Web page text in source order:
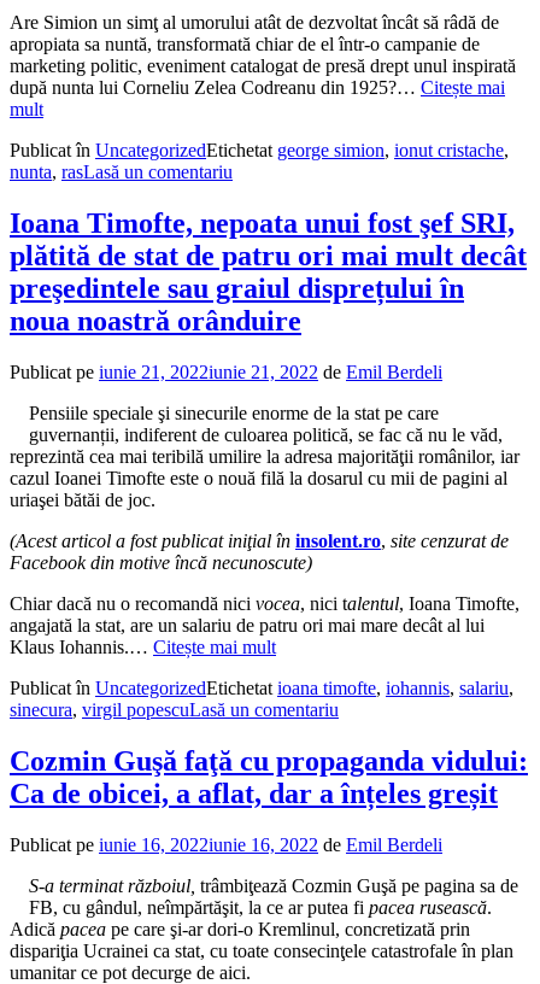
Are Simion un simţ al umorului atât de dezvoltat încât să râdă de
apropiata sa nuntă, transformată chiar de el într-o campanie de
marketing politic, eveniment catalogat de presă drept unul inspirată
după nunta lui Corneliu Zelea Codreanu din 1925?… Citește mai
mult
Publicat în UncategorizedEtichetat george simion, ionut cristache,
nunta, rasLasă un comentariu
Ioana Timofte, nepoata unui fost şef SRI,
plătită de stat de patru ori mai mult decât
preşedintele sau graiul disprețului în
noua noastră orânduire
Publicat pe iunie 21, 2022iunie 21, 2022 de Emil Berdeli
Pensiile speciale şi sinecurile enorme de la stat pe care
guvernanții, indiferent de culoarea politică, se fac că nu le văd,
reprezintă cea mai teribilă umilire la adresa majorităţii românilor, iar
cazul Ioanei Timofte este o nouă filă la dosarul cu mii de pagini al
uriaşei bătăi de joc.
(Acest articol a fost publicat iniţial în insolent.ro, site cenzurat de
Facebook din motive încă necunoscute)
Chiar dacă nu o recomandă nici vocea, nici talentul, Ioana Timofte,
angajată la stat, are un salariu de patru ori mai mare decât al lui
Klaus Iohannis.… Citește mai mult
Publicat în UncategorizedEtichetat ioana timofte, iohannis, salariu,
sinecura, virgil popescuLasă un comentariu
Cozmin Guşă faţă cu propaganda vidului:
Ca de obicei, a aflat, dar a înțeles greșit
Publicat pe iunie 16, 2022iunie 16, 2022 de Emil Berdeli
S-a terminat războiul, trâmbiţează Cozmin Guşă pe pagina sa de
FB, cu gândul, neîmpărtăşit, la ce ar putea fi pacea rusească.
Adică pacea pe care şi-ar dori-o Kremlinul, concretizată prin
dispariţia Ucrainei ca stat, cu toate consecinţele catastrofale în plan
umanitar ce pot decurge de aici.